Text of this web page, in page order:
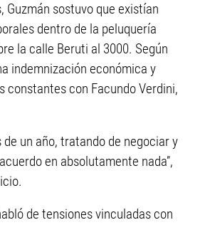
Guzmán sostuvo que existían
dentro de la peluquería
la calle Beruti al 3000. Según
indemnización económica y
constantes con Facundo Verdini,
de un año, tratando de negociar y
en absolutamente nada”,
de tensiones vinculadas con